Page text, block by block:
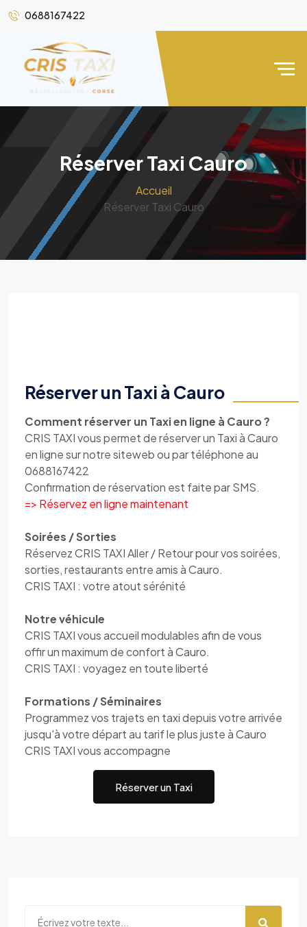
0688167422
Réserver Taxi Cauro
Accueil
Réserver Taxi Cauro
Réserver un Taxi à Cauro
Comment réserver un Taxi en ligne à Cauro ?
CRIS TAXI vous permet de réserver un Taxi à Cauro
en ligne sur notre siteweb ou par téléphone au
0688167422
Confirmation de réservation est faite par SMS.
=> Réservez en ligne maintenant
Soirées / Sorties
Réservez CRIS TAXI Aller / Retour pour vos soirées,
sorties, restaurants entre amis à Cauro.
CRIS TAXI : votre atout sérénité
Notre véhicule
CRIS TAXI vous accueil modulables afin de vous
offir un maximum de confort à Cauro.
CRIS TAXI : voyagez en toute liberté
Formations / Séminaires
Programmez vos trajets en taxi depuis votre arrivée
jusqu'à votre départ au tarif le plus juste à Cauro
CRIS TAXI vous accompagne
Réserver un Taxi